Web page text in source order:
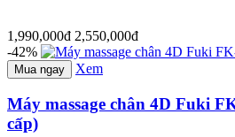
1,990,000đ 2,550,000đ
-42%
Mua ngay Xem
Máy massage chân 4D Fuki
cấp)